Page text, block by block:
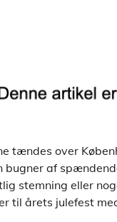
tændes over
af
stemning eller
til årets julefest